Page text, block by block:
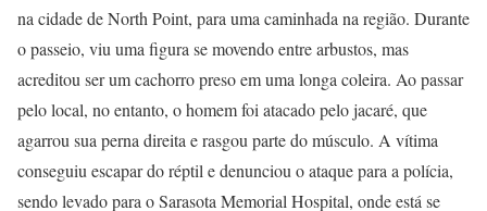
na cidade de North Point, para uma caminhada na região. Durante
o passeio, viu uma figura se movendo entre arbustos, mas
acreditou ser um cachorro preso em uma longa coleira. Ao passar
pelo local, no entanto, o homem foi atacado pelo jacaré, que
agarrou sua perna direita e rasgou parte do músculo. A vítima
conseguiu escapar do réptil e denunciou o ataque para a polícia,
sendo levado para o Sarasota Memorial Hospital, onde está se